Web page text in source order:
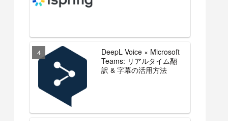
DeepL Voice × Microsoft
Teams: リアルタイム翻
訳 & 字幕の活用方法